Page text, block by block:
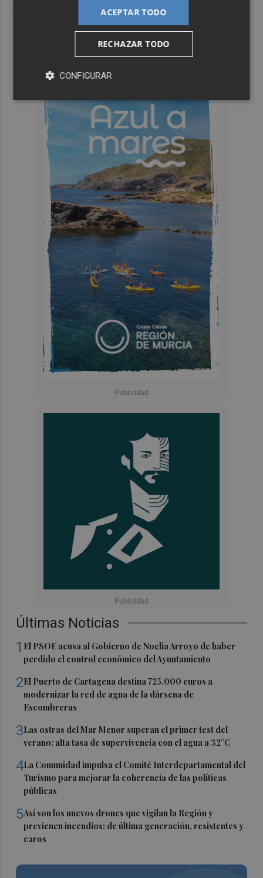
Últimas Noticias
1 El PSOE acusa al Gobierno de Noelia Arroyo de haber
perdido el control económico del Ayuntamiento
2El Puerto de Cartagena destina 725.000 euros a
modernizar la red de agua de la dársena de
Escombreras
3Las ostras del Mar Menor superan el primer test del
verano: alta tasa de supervivencia con el agua a 32°C
4La Comunidad impulsa el Comité Interdepartamental del
Turismo para mejorar la coherencia de las políticas
públicas
5Así son los nuevos drones que vigilan la Región y
previenen incendios: de última generación, resistentes y
caros
ACEPTAR TODO
RECHAZAR TODO
CONFIGURAR